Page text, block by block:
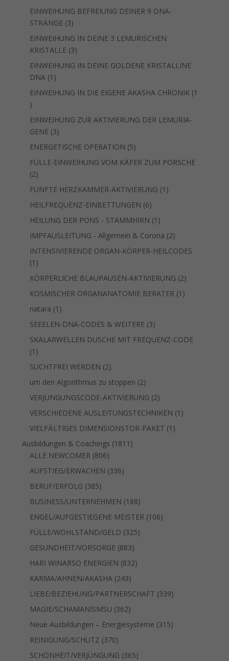
Produkt
EINWEIHUNG BEFREIUNG DEINER 9 DNA-
STRÄNGE 33
Produkte
EINWEIHUNG IN DEINE 3 LEMURISCHEN
KRISTALLE 33
Produkte
EINWEIHUNG IN DEINE GOLDENE KRISTALLINE
DNA 1 1
Produkt
EINWEIHUNG IN DIE EIGENE AKASHA CHRONIK 1
1
Produkt
EINWEIHUNG ZUR AKTIVIERUNG DER LEMURIA-
GENE 33
Produkte
ENERGETISCHE OPERATION 55
Produkte
FÜLLE-EINWEIHUNG VOM KÄFER ZUM PORSCHE
22
Produkte
FÜNFTE HERZKAMMER-AKTIVIERUNG 1 1
HEILFREQUENZ-EINBETTUNGEN 66
Produkte
HEILUNG DER PONS - STAMMHIRN 1 1
Produkt
IMPFAUSLEITUNG - Allgemein & Corona 22
Produkte
INTENSIVIERENDE ORGAN-KÖRPER-HEILCODES
1 1
Produkt
KÖRPERLICHE BLAUPAUSEN-AKTIVIERUNG 22
Produkte
KOSMISCHER ORGANANATOMIE BERATER 1 1
natara 1 1
Produkt
SEEELEN-DNA-CODES & WEITERE 33
Produkte
SKALARWELLEN DUSCHE MIT FREQUENZ-CODE
1 1
Produkt
SUCHTFREI WERDEN 22
Produkte
um den Algorithmus zu stoppen 22
Produkte
VERJÜNGUNGSCODE-AKTIVIERUNG 22
Produkte
VERSCHIEDENE AUSLEITUNGSTECHNIKEN 1 1
VIELFÄLTIGES DIMENSIONSTOR-PAKET 1 1
Ausbildungen & Coachings 1811 1811
ALLE NEWCOMER 806806
Produkte
AUFSTIEG/ERWACHEN 336336
BERUF/ERFOLG 385385
Produkte
BUSINESS/UNTERNEHMEN 188188
Produkte
ENGEL/AUFGESTIEGENE MEISTER 106106
FÜLLE/WOHLSTAND/GELD 325325
GESUNDHEIT/VORSORGE 883883
Produkte
HARI WINARSO ENERGIEN 832832
KARMA/AHNEN/AKASHA 243243
Produkte
LIEBE/BEZIEHUNG/PARTNERSCHAFT 339339
MAGIE/SCHAMANISMSU 362362
Produkte
Neue Ausbildungen – Energiesysteme 315315
REINIGUNG/SCHUTZ 370370
Produkte
SCHÖNHEIT/VERJÜNGUNG 365365